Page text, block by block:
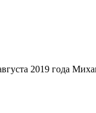
2019 года